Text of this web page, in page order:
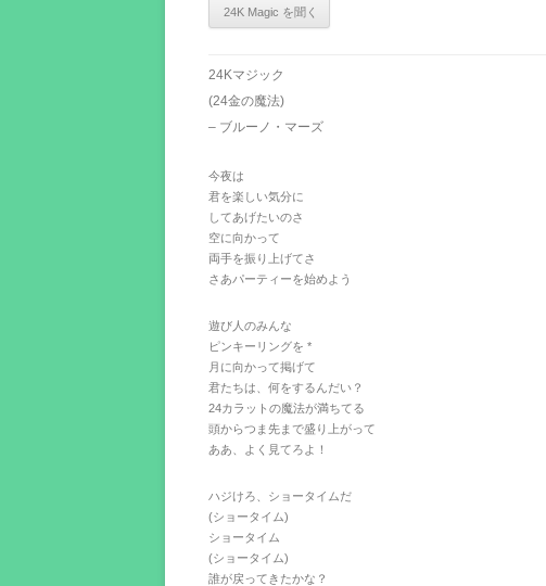
24Kマジック
(24金の魔法)
– ブルーノ・マーズ
今夜は
君を楽しい気分に
してあげたいのさ
空に向かって
両手を振り上げてさ
さあパーティーを始めよう
遊び人のみんな
ピンキーリングを *
月に向かって掲げて
君たちは、何をするんだい？
24カラットの魔法が満ちてる
頭からつま先まで盛り上がって
ああ、よく見てろよ！
ハジけろ、ショータイムだ
(ショータイム)
ショータイム
(ショータイム)
誰が戻ってきたかな？